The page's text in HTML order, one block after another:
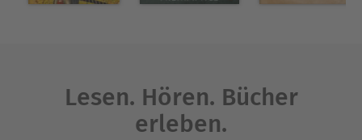
Lesen. Hören. Bücher
erleben.